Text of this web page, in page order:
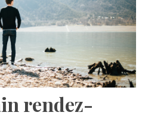
rendez-